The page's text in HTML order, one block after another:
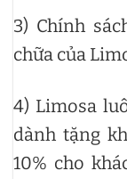
3) Chính
chữa của
4) Limosa
dành tặng
10% cho